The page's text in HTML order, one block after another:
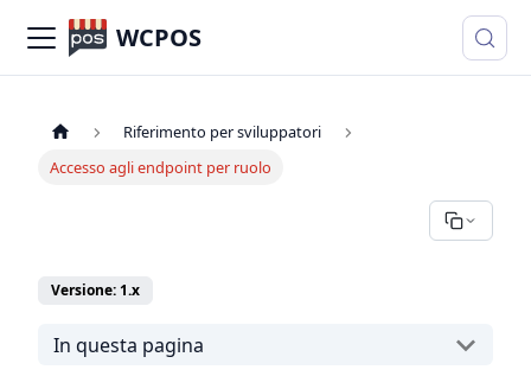
WCPOS
Riferimento per sviluppatori
Accesso agli endpoint per ruolo
Versione: 1.x
In questa pagina